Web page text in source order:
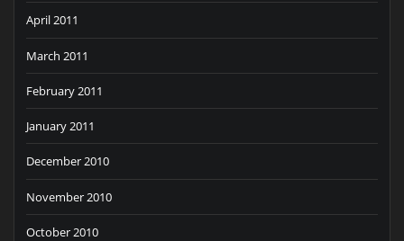
April 2011
March 2011
February 2011
January 2011
December 2010
November 2010
October 2010